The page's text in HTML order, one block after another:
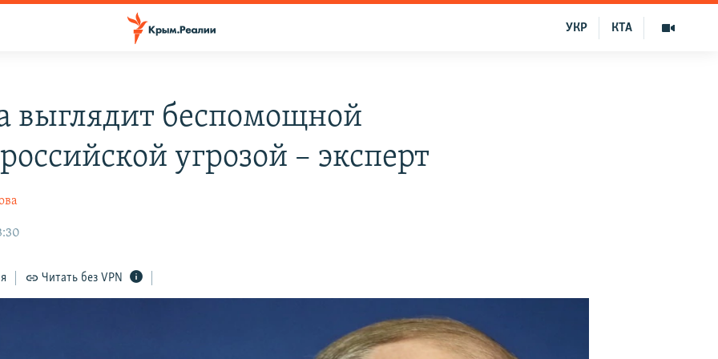
КТА
УКР
выглядит беспомощной
угрозой – эксперт
Читать без VPN